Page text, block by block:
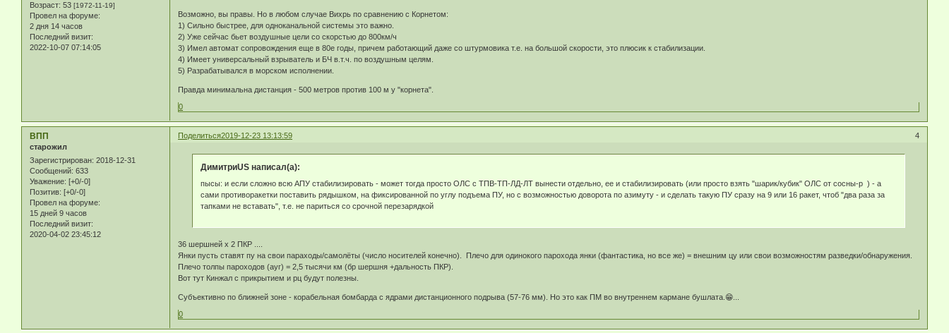
Возраст: 53 [1972-11-19]
Провел на форуме:
2 дня 14 часов
Последний визит:
2022-10-07 07:14:05
Возможно, вы правы. Но в любом случае Вихрь по сравнению с Корнетом:
1) Сильно быстрее, для одноканальной системы это важно.
2) Уже сейчас бьет воздушные цели со скорстью до 800км/ч
3) Имел автомат сопровождения еще в 80е годы, причем работающий даже со штурмовика т.е. на большой скорости, это плюсик к стабилизации.
4) Имеет универсальный взрыватель и БЧ в.т.ч. по воздушным целям.
5) Разрабатывался в морском исполнении.
Правда минимальна дистанция - 500 метров против 100 м у "корнета".
0
Поделиться 4
2019-12-23 13:13:59
ВПП
старожил
Зарегистрирован: 2018-12-31
Сообщений: 633
Уважение: [+0/-0]
Позитив: [+0/-0]
Провел на форуме:
15 дней 9 часов
Последний визит:
2020-04-02 23:45:12
ДимитриUS написал(а):
пысы: и если сложно всю АПУ стабилизировать - может тогда просто ОЛС с ТПВ-ТП-ЛД-ЛТ вынести отдельно, ее и стабилизировать (или просто взять "шарик/кубик" ОЛС от сосны-р ) - а
сами противоракетки поставить рядышком, на фиксированной по углу подъема ПУ, но с возможностью доворота по азимуту - и сделать такую ПУ сразу на 9 или 16 ракет, чтоб "два раза за
тапками не вставать", т.е. не париться со срочной перезарядкой
36 шершней х 2 ПКР ....
Янки пусть ставят пу на свои параходы/самолёты (число носителей конечно). Плечо для одинокого парохода янки (фантастика, но все же) = внешним цу или свои возможностям разведки/обнаружения.
Плечо толпы пароходов (ауг) = 2,5 тысячи км (бр шершня +дальность ПКР).
Вот тут Кинжал с прикрытием и рц будут полезны.
Субъективно по ближней зоне - корабельная бомбарда с ядрами дистанционного подрыва (57-76 мм). Но это как ПМ во внутреннем кармане бушлата.😁...
0